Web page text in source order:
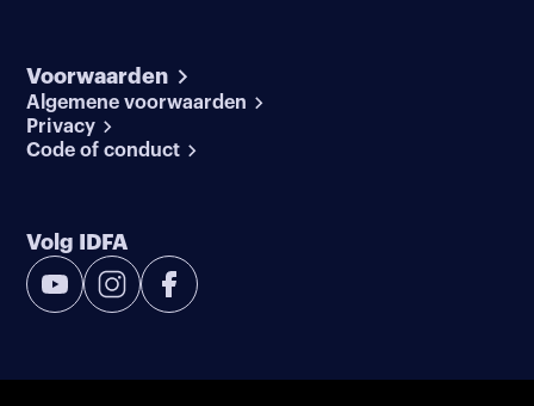
Voorwaarden
Algemene voorwaarden
Privacy
Code of conduct
Volg IDFA